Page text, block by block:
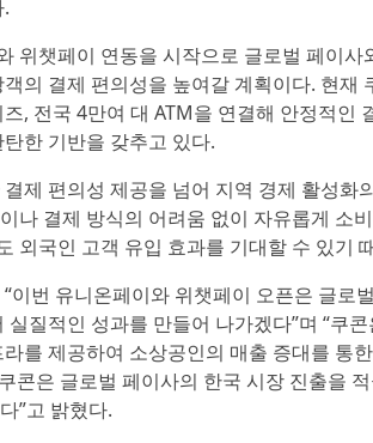
위챗페이 연동을 시작으로 글로벌 페이
의 결제 편의성을 높여갈 계획이다. 현재
, 전국 4만여 대 ATM을 연결해 안정적인
한 기반을 갖추고 있다.
제 편의성 제공을 넘어 지역 경제 활성화
나 결제 방식의 어려움 없이 자유롭게 소
외국인 고객 유입 효과를 기대할 수 있기
이번 유니온페이와 위챗페이 오픈은 글로
실질적인 성과를 만들어 나가겠다”며 “쿠
를 제공하여 소상공인의 매출 증대를 통
콘은 글로벌 페이사의 한국 시장 진출을
”고 밝혔다.